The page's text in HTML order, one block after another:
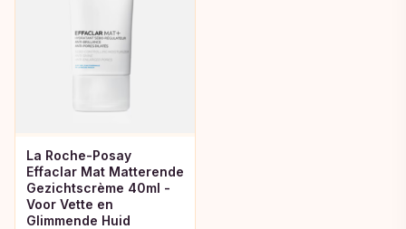
La Roche-Posay
Effaclar Mat Matterende
Gezichtscrème 40ml -
Voor Vette en
Glimmende Huid